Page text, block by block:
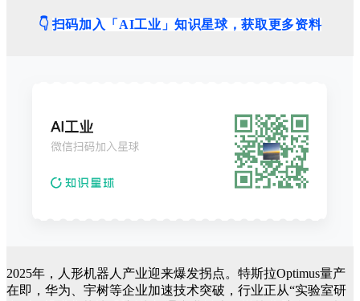
👇扫码加入「AI工业」知识星球，获取更多资料
2025年，人形机器人产业迎来爆发拐点。特斯拉Optimus量产
在即，华为、宇树等企业加速技术突破，行业正从“实验室研